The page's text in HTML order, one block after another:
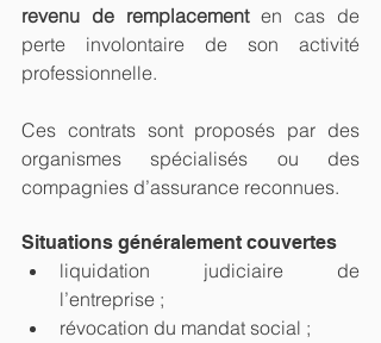
revenu de remplacement en cas de
perte involontaire de son activité
professionnelle.
Ces contrats sont proposés par des
organismes spécialisés ou des
compagnies d’assurance reconnues.
Situations généralement couvertes
liquidation judiciaire de
l’entreprise ;
révocation du mandat social ;